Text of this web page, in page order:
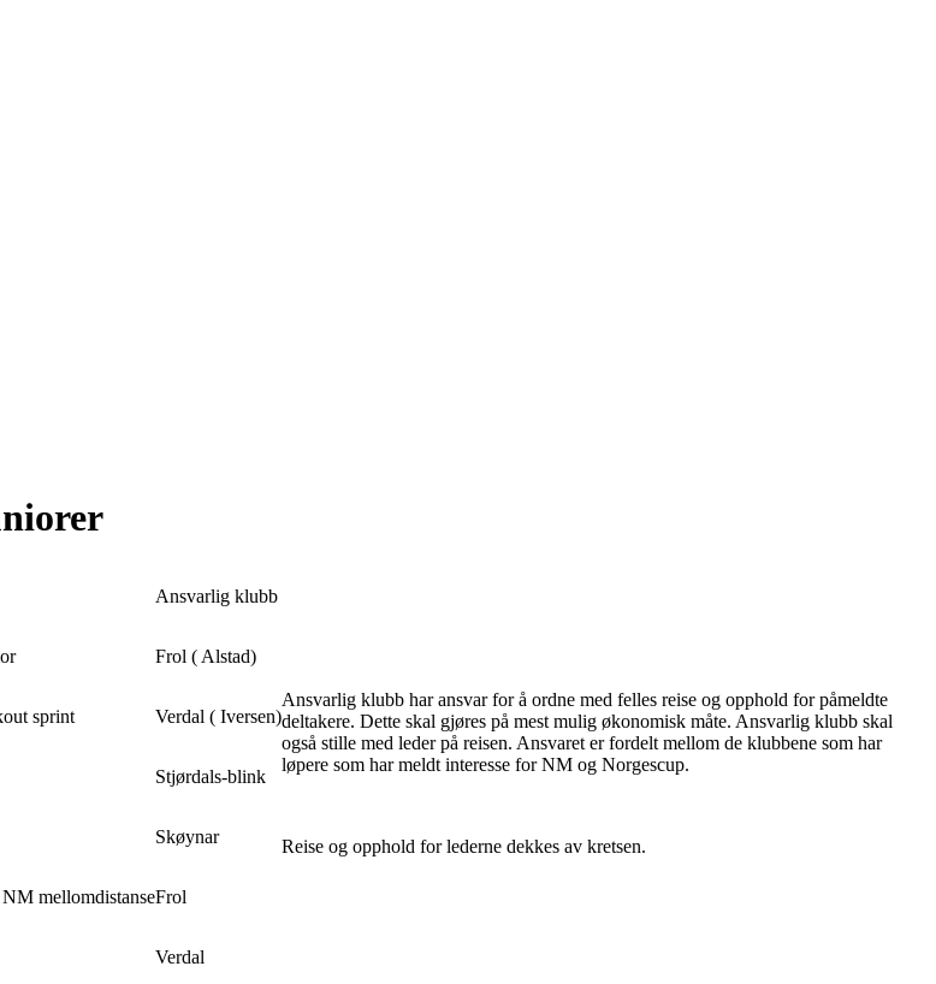
Ansvarlig klubb
Frol ( Alstad)
sprint Verdal ( Iversen)
Stjørdals-blink
Skøynar
mellomdistanseFrol
Verdal
Ansvarlig klubb har ansvar for å ordne med felles reise og opphold for påmeldte
deltakere. Dette skal gjøres på mest mulig økonomisk måte. Ansvarlig klubb skal
også stille med leder på reisen. Ansvaret er fordelt mellom de klubbene som har
løpere som har meldt interesse for NM og Norgescup.
Reise og opphold for lederne dekkes av kretsen.